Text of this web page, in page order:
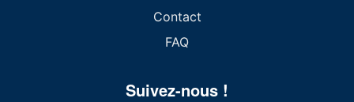
Contact
FAQ
Suivez-nous !